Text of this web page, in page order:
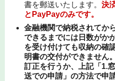
書を郵送いたします。 決
とPayPayのみです。
金融機関で納税されてか
できるまでには日数がか
を受け付けても収納の確
明書の交付ができません
訂正を行うか、上記「1.
送での申請」の方法で申